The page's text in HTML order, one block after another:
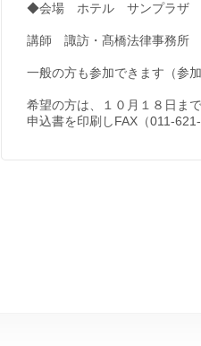
◆会場 ホテル サンプラザ
講師 諏訪・髙橋法律事務
一般の方も参加できます（参加
希望の方は、１０月１８日ま
申込書を印刷しFAX（011-